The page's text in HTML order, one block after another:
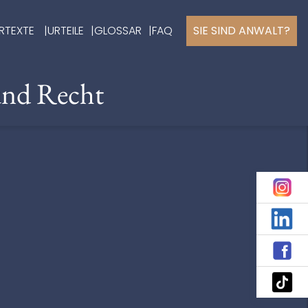
URTEILE GLOSSAR FAQ SIE SIND ANWALT?
Recht